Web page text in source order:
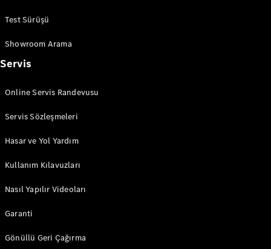
Test Sürüşü
Showroom Arama
Servis
Online Servis Randevusu
Servis Sözleşmeleri
Hasar ve Yol Yardım
Kullanım Kılavuzları
Nasıl Yapılır Videoları
Garanti
Gönüllü Geri Çağırma